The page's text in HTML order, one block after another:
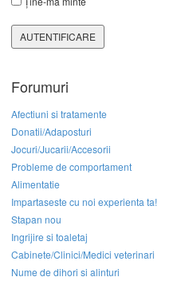
AUTENTIFICARE
Forumuri
Afectiuni si tratamente
Donatii/Adaposturi
Jocuri/Jucarii/Accesorii
Probleme de comportament
Alimentatie
Impartaseste cu noi experienta ta!
Stapan nou
Ingrijire si toaletaj
Cabinete/Clinici/Medici veterinari
Nume de dihori si alinturi